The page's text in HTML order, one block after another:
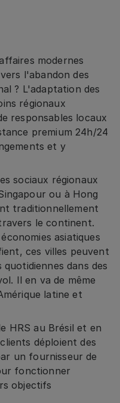
modernes
l'abandon des
? L'adaptation des
régionaux
responsables locaux
premium 24h/24
et y
sociaux régionaux
ou à Hong
traditionnellement
le continent.
asiatiques
ces villes peuvent
dans des
Il en va de même
latine et
HRS au Brésil et en
déploient des
un fournisseur de
fonctionner
objectifs